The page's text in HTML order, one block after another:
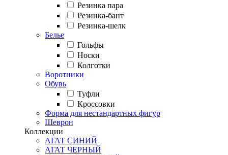
Резинка пара
Резинка-бант
Резинка-шелк
Белье
Гольфы
Носки
Колготки
Воротники
Обувь
Туфли
Кроссовки
Форма для нестандартных фигур
Шеврон
Коллекции
АГАТ СИНИЙ
АГАТ ЧЕРНЫЙ